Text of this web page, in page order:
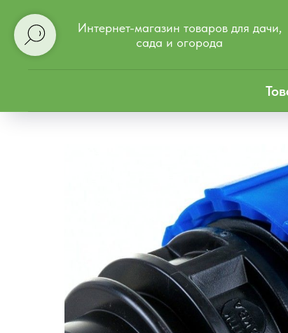
Интернет-магазин товаров для дачи,
сада и огорода